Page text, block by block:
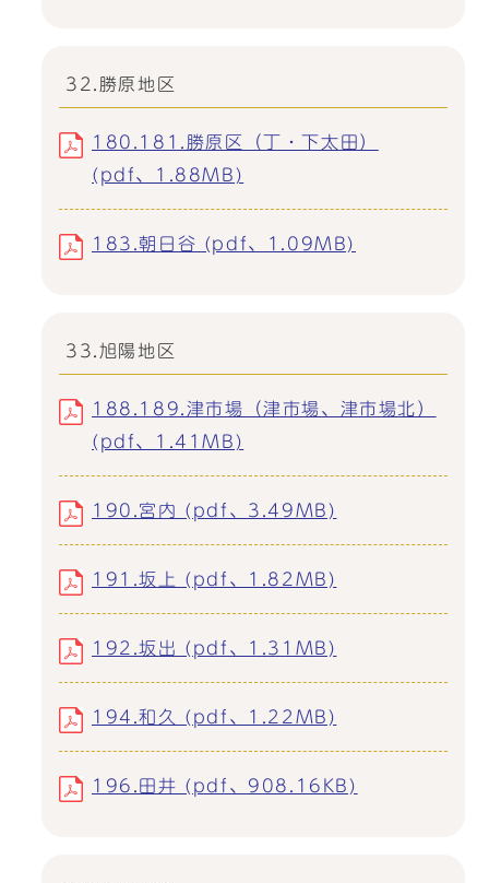
32.勝原地区
180.181.勝原区（丁・下太田）
(pdf、1.88MB)
183.朝日谷 (pdf、1.09MB)
33.旭陽地区
188.189.津市場（津市場、津市場北）
(pdf、1.41MB)
190.宮内 (pdf、3.49MB)
191.坂上 (pdf、1.82MB)
192.坂出 (pdf、1.31MB)
194.和久 (pdf、1.22MB)
196.田井 (pdf、908.16KB)